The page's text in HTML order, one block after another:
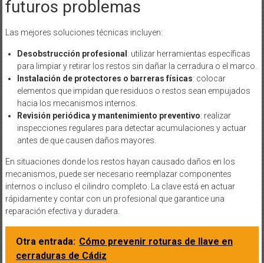
futuros problemas
Las mejores soluciones técnicas incluyen:
Desobstrucción profesional : utilizar herramientas específicas
para limpiar y retirar los restos sin dañar la cerradura o el marco.
Instalación de protectores o barreras físicas: colocar
elementos que impidan que residuos o restos sean empujados
hacia los mecanismos internos.
Revisión periódica y mantenimiento preventivo: realizar
inspecciones regulares para detectar acumulaciones y actuar
antes de que causen daños mayores.
En situaciones donde los restos hayan causado daños en los
mecanismos, puede ser necesario reemplazar componentes
internos o incluso el cilindro completo. La clave está en actuar
rápidamente y contar con un profesional que garantice una
reparación efectiva y duradera.
Otra entrada: Cómo prevenir roturas de llave en
cerraduras de Cádiz